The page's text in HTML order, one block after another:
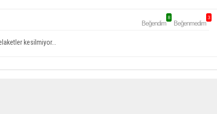
Beğendim
8
Beğenmedim
3
kesilmiyor...